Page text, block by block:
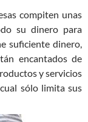
compiten unas
su dinero para
suficiente dinero,
encantados de
y servicios
sólo limita sus